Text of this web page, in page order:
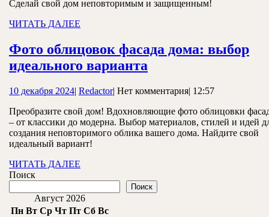
Сделай свой дом неповторимым и защищенным!
ЧИТАТЬ ДАЛЕЕ
Фото облицовок фасада дома: выбор
идеального варианта
фасада
дома:
выбор
10 декабря 202410
2024
| RedactorRedactor
| Нет комментария| 12:57
Преобразите свой дом! Вдохновляющие фото облицовки
– от классики до модерна. Выбор материалов, стилей и идей
создания неповторимого облика вашего дома. Найдите свой
идеальный вариант!
ЧИТАТЬ ДАЛЕЕ
Поиск
Поиск
Август 2026
Пн Вт Ср Чт Пт Сб Вс